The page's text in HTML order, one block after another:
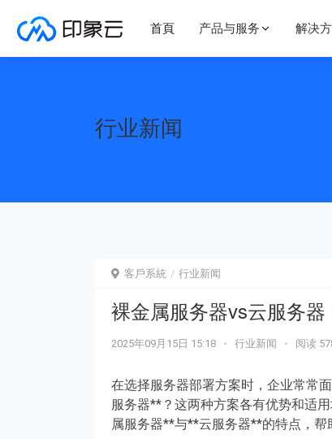
首頁 产品与服务
特价Qkvm年
有定制需求？对产品有疑问？
解决
安全解决方案
上云迁移解决方案
游戏解决方案
公司简介
荣誉资质 人才招聘
行业新闻
客戶系統 行业新闻
裸金属服务器vs云服务
2025年09月15日 15:18 • 行业新闻 • 阅读
在选择服务器部署方案时，企业常常
服务器**？这两种方案各有优势和适
属服务器**与**云服务器**的特点，帮